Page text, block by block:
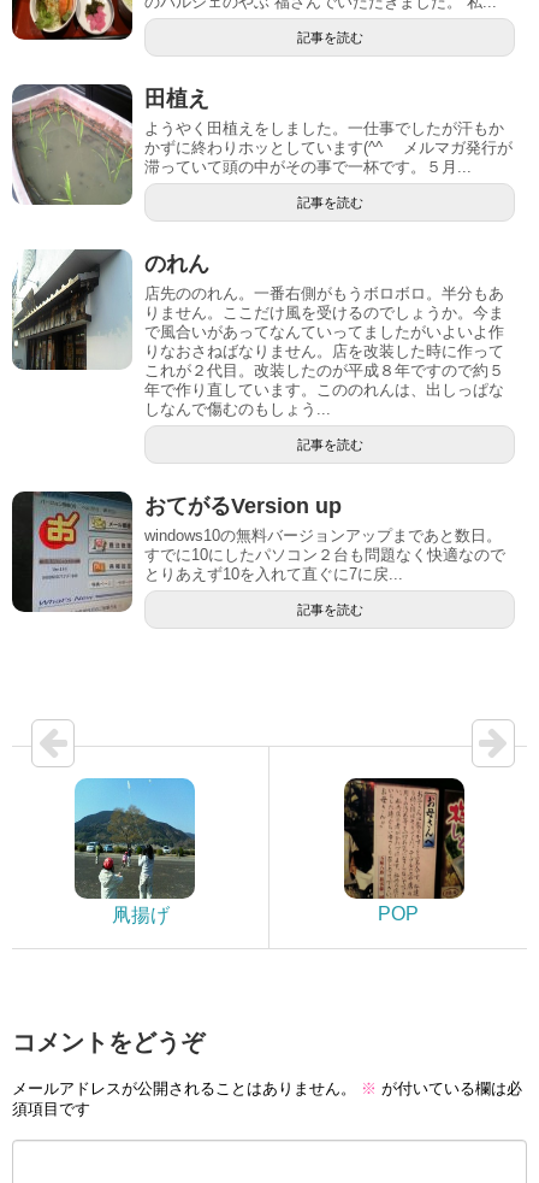
記事を読む
田植え
ようやく田植えをしました。一仕事でしたが汗もか
かずに終わりホッとしています(^^ゞ メルマガ発行が
滞っていて頭の中がその事で一杯です。５月...
記事を読む
のれん
店先ののれん。一番右側がもうボロボロ。半分もあ
りません。ここだけ風を受けるのでしょうか。今ま
で風合いがあってなんていってましたがいよいよ作
りなおさねばなりません。店を改装した時に作って
これが２代目。改装したのが平成８年ですので約５
年で作り直しています。こののれんは、出しっぱな
しなんで傷むのもしょう...
記事を読む
おてがるVersion up
windows10の無料バージョンアップまであと数日。
すでに10にしたパソコン２台も問題なく快適なので
とりあえず10を入れて直ぐに7に戻...
記事を読む
凧揚げ POP
コメントをどうぞ
メールアドレスが公開されることはありません。 ※ が付いている欄は必
須項目です